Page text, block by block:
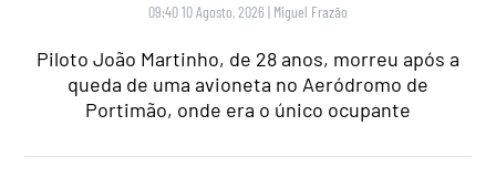
09:40 10 Agosto, 2026 | Miguel Frazão
Piloto João Martinho, de 28 anos, morreu após a
queda de uma avioneta no Aeródromo de
Portimão, onde era o único ocupante